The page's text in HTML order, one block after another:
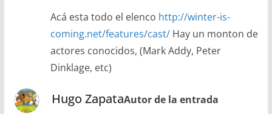
Acá esta todo el elenco http://winter-is-
coming.net/features/cast/Hay un monton de
actores conocidos, (Mark Addy, Peter
Dinklage, etc)
Hugo ZapataAutor de la entrada